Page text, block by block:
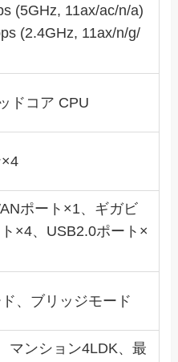
(5GHz, 11ax/ac/n/a)
(2.4GHz, 11ax/n/g/
ドコア CPU
ポート×1、ギガビ
×4、USB2.0ポート×
、ブリッジモード
マンション4LDK、最